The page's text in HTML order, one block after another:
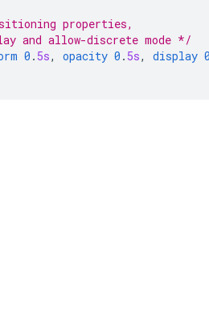
properties,
and allow-discrete mode */
0 . 5s, opacity 0 . 5s, display